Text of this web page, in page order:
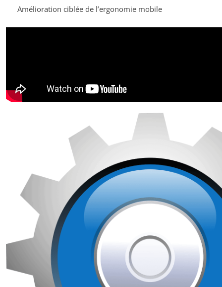
Amélioration ciblée de l’ergonomie mobile